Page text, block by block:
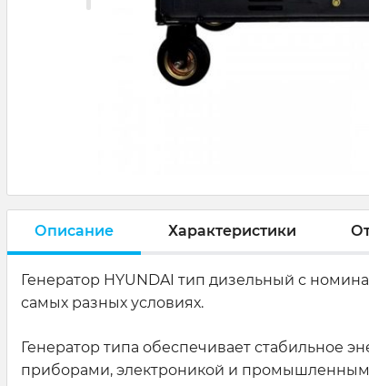
Описание Характеристики
Генератор HYUNDAI тип дизельный с
самых разных условиях.
Генератор типа обеспечивает стабильное
приборами, электроникой и